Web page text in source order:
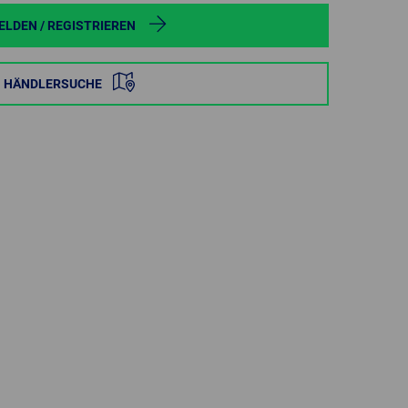
SPAIN
SWEDEN
/ REGISTRIEREN
HÄNDLERSUCHE